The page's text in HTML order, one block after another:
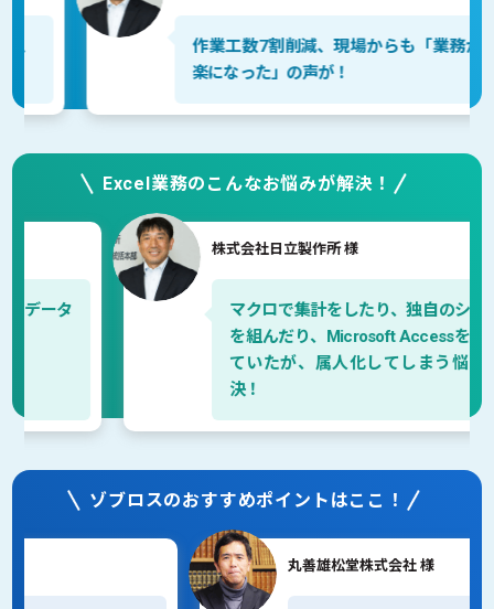
（有限会社湘南ちがさき屋十大 様）
“xoBlosの教育サポートや保守サポートには
“xoBlosは裏方として
各システムをつなぐ肝心要の鍵です。”
（株式会社ギオン 様）
“改革が前に進んでいる手ごたえを
非常に喜ばしく思っています。”
（株式会社日立製作所 様）
“ぜひ当社のように
システム導入を軌道に乗せる喜びを感じ、
作業工数7割削減、現場からも「業務が
楽になった」の声が！
Excel業務のこんなお悩みが解決！
株式会社日立製作所 様
マクロで集計をしたり、独自のシステム
を組んだり、Microsoft Accessを使用し
ていたが、属人化してしまう悩みが解
ゾブロスのおすすめポイントはここ！
丸善雄松堂株式会社 様